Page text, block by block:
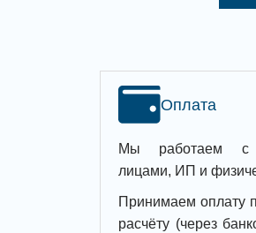
Оплата
Мы работаем с
лицами, ИП и
Принимаем оплату
расчёту (через